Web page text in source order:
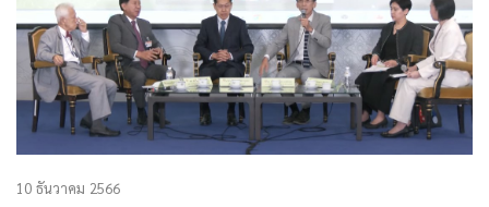
10 ธันวาคม 2566